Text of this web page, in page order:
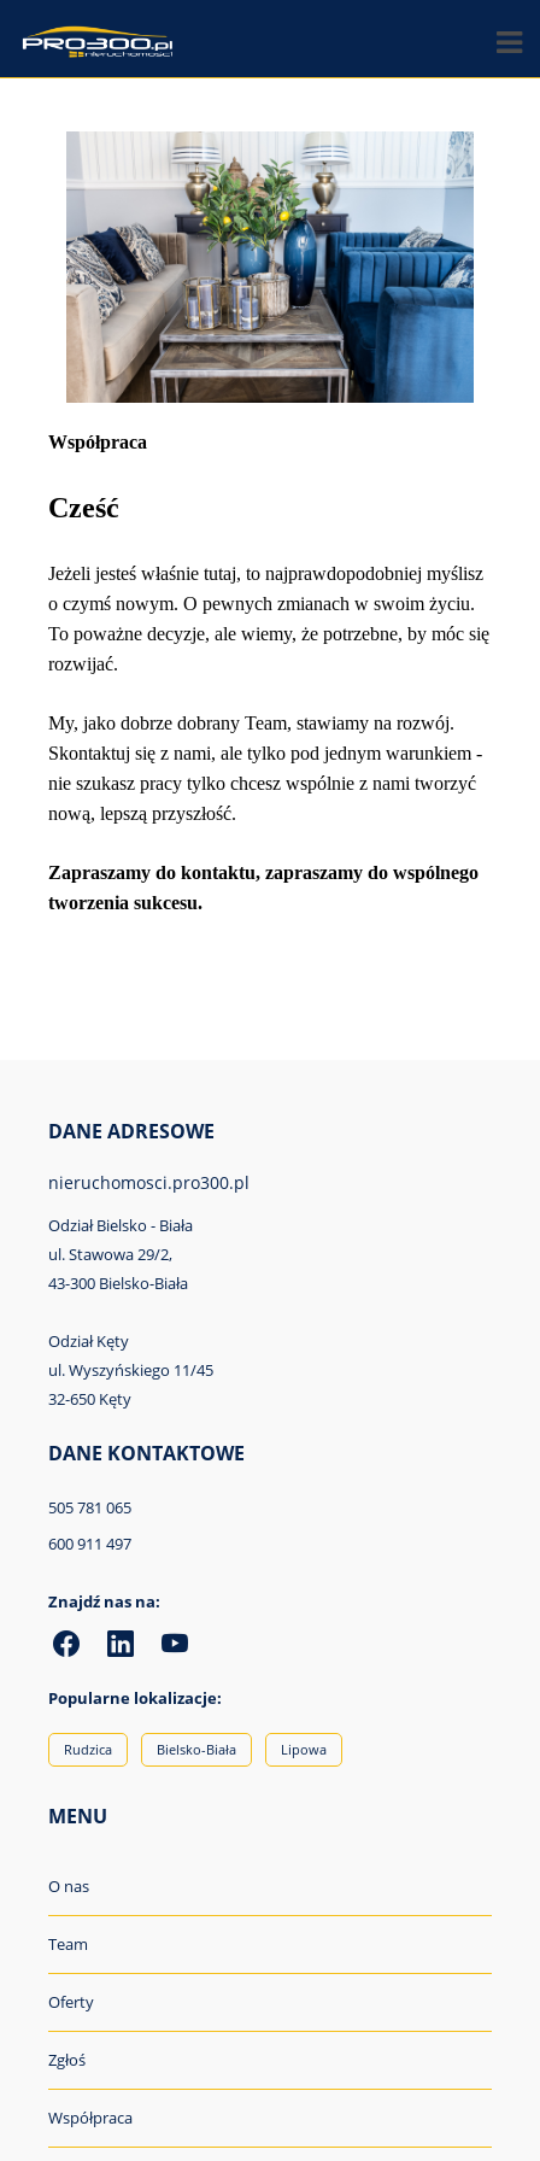
Współpraca
Cześć
Jeżeli jesteś właśnie tutaj, to najprawdopodobniej myślisz
o czymś nowym. O pewnych zmianach w swoim życiu.
To poważne decyzje, ale wiemy, że potrzebne, by móc się
rozwijać.
My, jako dobrze dobrany Team, stawiamy na rozwój.
Skontaktuj się z nami, ale tylko pod jednym warunkiem -
nie szukasz pracy tylko chcesz wspólnie z nami tworzyć
nową, lepszą przyszłość.
Zapraszamy do kontaktu, zapraszamy do wspólnego
tworzenia sukcesu.
DANE ADRESOWE
nieruchomosci.pro300.pl
Odział Bielsko - Biała
ul. Stawowa 29/2,
43-300 Bielsko-Biała
Odział Kęty
ul. Wyszyńskiego 11/45
32-650 Kęty
DANE KONTAKTOWE
505 781 065
600 911 497
Znajdź nas na:
Popularne lokalizacje:
Rudzica Bielsko-Biała Lipowa
MENU
O nas
Team
Oferty
Zgłoś
Współpraca